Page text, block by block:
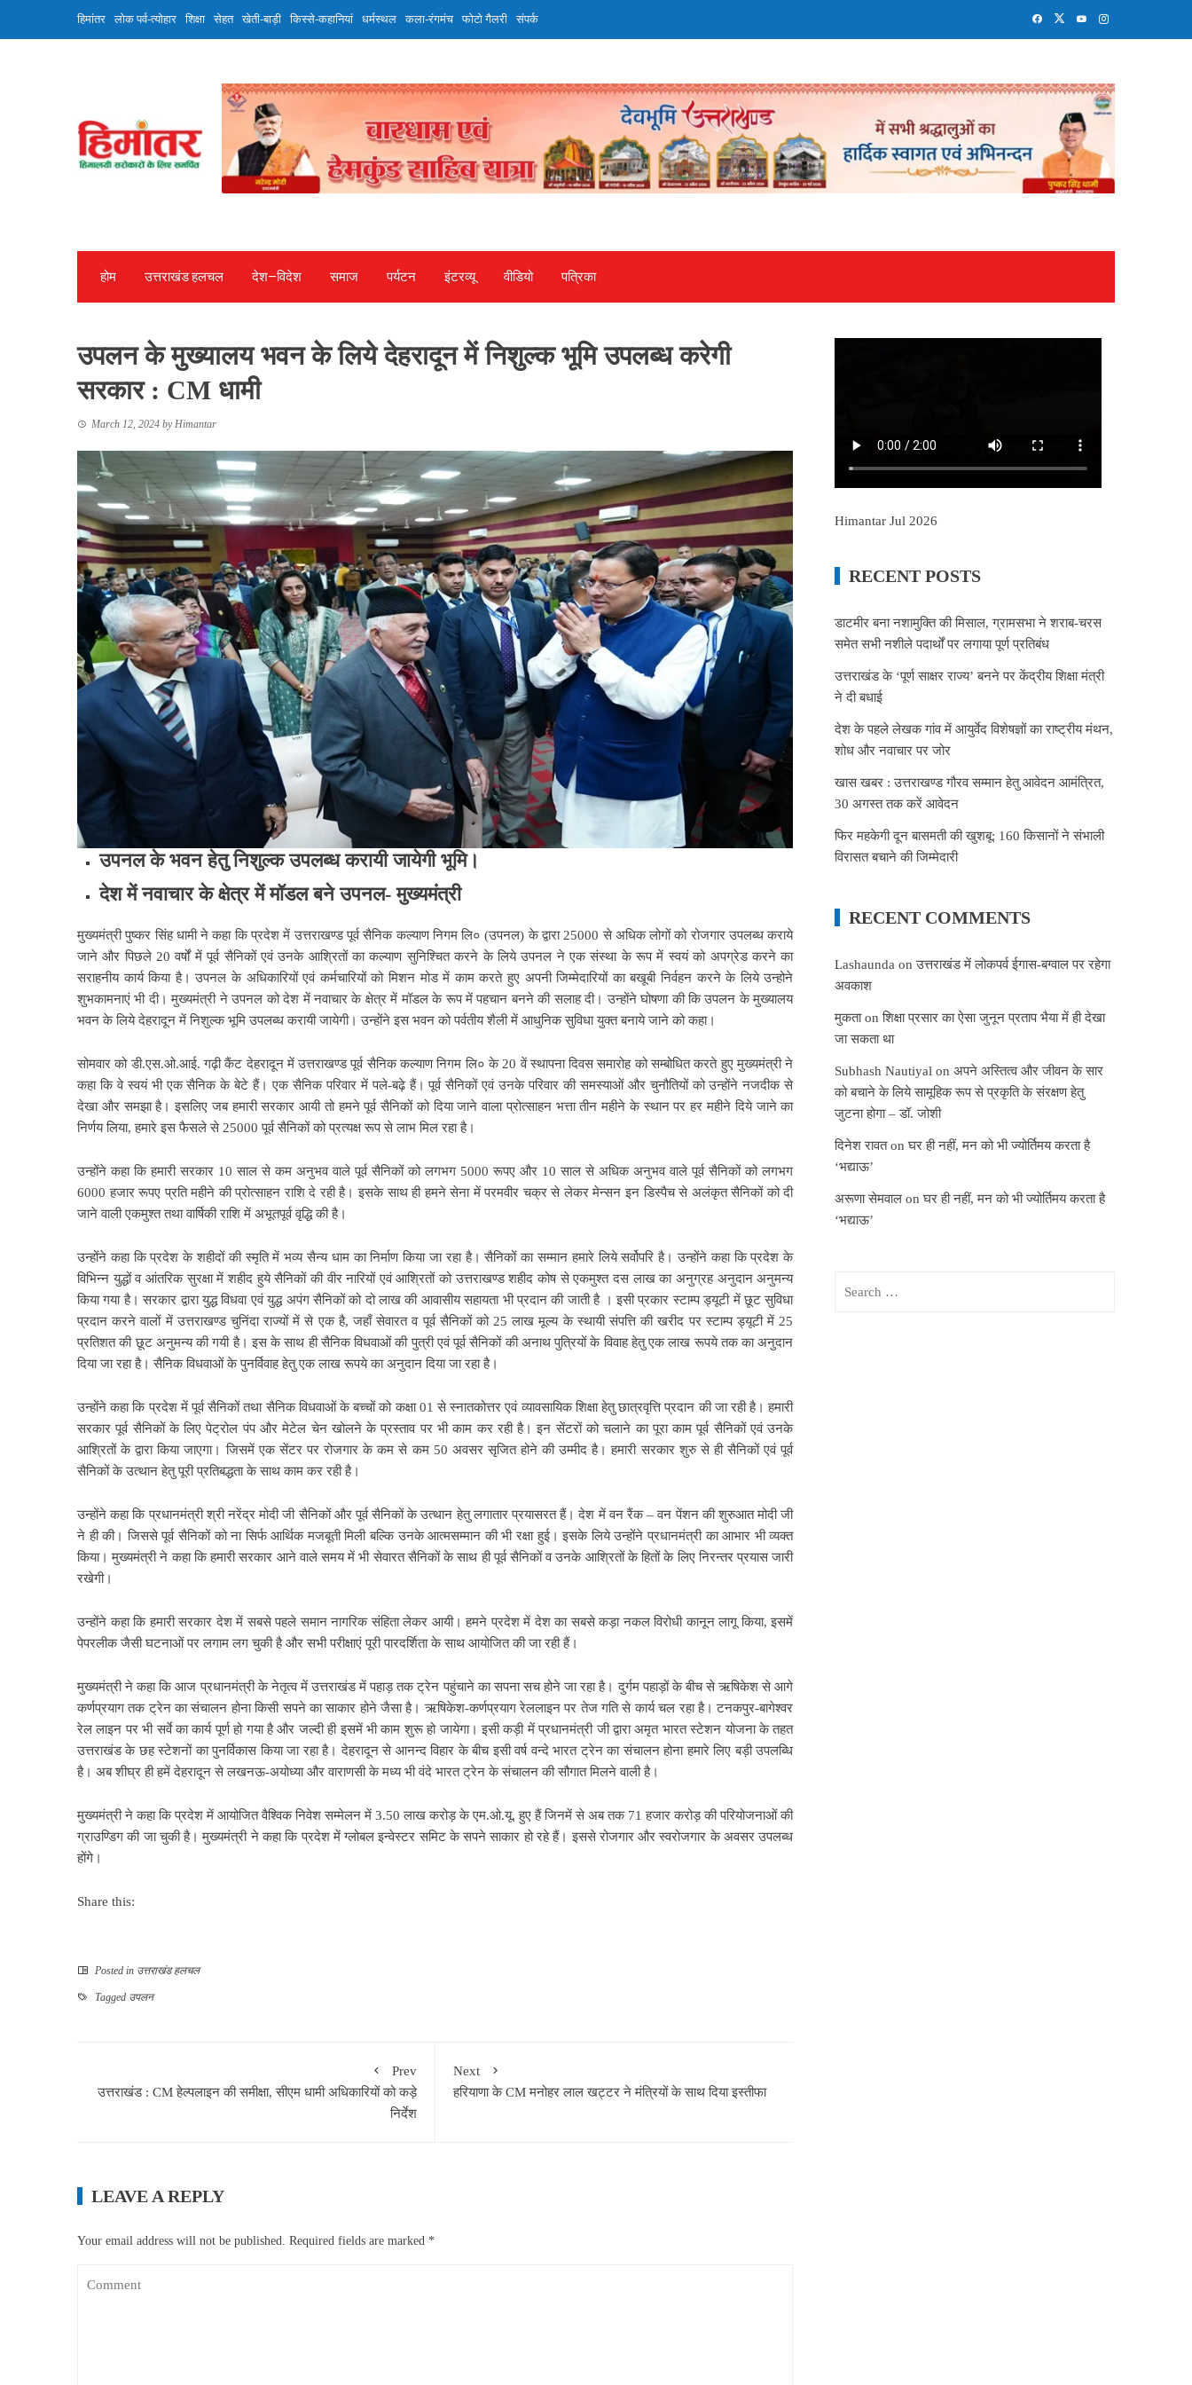
हिमांतर लोक पर्व-त्योहार शिक्षा सेहत खेती-बाड़ी किस्से-कहानियां धर्मस्थल कला-रंगमंच फोटो गैलरी संपर्क
होम उत्तराखंड हलचल देश—विदेश समाज पर्यटन इंटरव्‍यू वीडियो पत्रिका
उपलन के मुख्यालय भवन के लिये देहरादून में निशुल्क भूमि उपलब्ध करेगी
सरकार : CM धामी
March 12, 2024 byHimantar
उपनल के भवन हेतु निशुल्क उपलब्ध करायी जायेगी भूमि।
देश में नवाचार के क्षेत्र में मॉडल बने उपनल- मुख्यमंत्री
मुख्यमंत्री पुष्कर सिंह धामी ने कहा कि प्रदेश में उत्तराखण्ड पूर्व सैनिक कल्याण निगम लि० (उपनल) के द्वारा 25000 से अधिक लोगों को रोजगार उपलब्ध कराये
जाने और पिछले 20 वर्षों में पूर्व सैनिकों एवं उनके आश्रितों का कल्याण सुनिश्चित करने के लिये उपनल ने एक संस्था के रूप में स्वयं को अपग्रेड करने का
सराहनीय कार्य किया है। उपनल के अधिकारियों एवं कर्मचारियों को मिशन मोड में काम करते हुए अपनी जिम्मेदारियों का बखूबी निर्वहन करने के लिये उन्होने
शुभकामनाएं भी दी। मुख्यमंत्री ने उपनल को देश में नवाचार के क्षेत्र में मॉडल के रूप में पहचान बनने की सलाह दी। उन्होंने घोषणा की कि उपलन के मुख्यालय
भवन के लिये देहरादून में निशुल्क भूमि उपलब्ध करायी जायेगी। उन्होंने इस भवन को पर्वतीय शैली में आधुनिक सुविधा युक्त बनाये जाने को कहा।
सोमवार को डी.एस.ओ.आई. गढ़ी कैंट देहरादून में उत्तराखण्ड पूर्व सैनिक कल्याण निगम लि० के 20 वें स्थापना दिवस समारोह को सम्बोधित करते हुए मुख्यमंत्री ने
कहा कि वे स्वयं भी एक सैनिक के बेटे हैं। एक सैनिक परिवार में पले-बढ़े हैं। पूर्व सैनिकों एवं उनके परिवार की समस्याओं और चुनौतियों को उन्होंने नजदीक से
देखा और समझा है। इसलिए जब हमारी सरकार आयी तो हमने पूर्व सैनिकों को दिया जाने वाला प्रोत्साहन भत्ता तीन महीने के स्थान पर हर महीने दिये जाने का
निर्णय लिया, हमारे इस फैसले से 25000 पूर्व सैनिकों को प्रत्यक्ष रूप से लाभ मिल रहा है।
उन्होंने कहा कि हमारी सरकार 10 साल से कम अनुभव वाले पूर्व सैनिकों को लगभग 5000 रूपए और 10 साल से अधिक अनुभव वाले पूर्व सैनिकों को लगभग
6000 हजार रूपए प्रति महीने की प्रोत्साहन राशि दे रही है। इसके साथ ही हमने सेना में परमवीर चक्र से लेकर मेन्सन इन डिस्पैच से अलंकृत सैनिकों को दी
जाने वाली एकमुश्त तथा वार्षिकी राशि में अभूतपूर्व वृद्धि की है।
उन्होंने कहा कि प्रदेश के शहीदों की स्मृति में भव्य सैन्य धाम का निर्माण किया जा रहा है। सैनिकों का सम्मान हमारे लिये सर्वोपरि है। उन्होंने कहा कि प्रदेश के
विभिन्न युद्धों व आंतरिक सुरक्षा में शहीद हुये सैनिकों की वीर नारियों एवं आश्रितों को उत्तराखण्ड शहीद कोष से एकमुश्त दस लाख का अनुग्रह अनुदान अनुमन्य
किया गया है। सरकार द्वारा युद्ध विधवा एवं युद्ध अपंग सैनिकों को दो लाख की आवासीय सहायता भी प्रदान की जाती है । इसी प्रकार स्टाम्प ड्यूटी में छूट सुविधा
प्रदान करने वालों में उत्तराखण्ड चुनिंदा राज्यों में से एक है, जहाँ सेवारत व पूर्व सैनिकों को 25 लाख मूल्य के स्थायी संपत्ति की खरीद पर स्टाम्प ड्यूटी में 25
प्रतिशत की छूट अनुमन्य की गयी है। इस के साथ ही सैनिक विधवाओं की पुत्री एवं पूर्व सैनिकों की अनाथ पुत्रियों के विवाह हेतु एक लाख रूपये तक का अनुदान
दिया जा रहा है। सैनिक विधवाओं के पुनर्विवाह हेतु एक लाख रूपये का अनुदान दिया जा रहा है।
उन्होंने कहा कि प्रदेश में पूर्व सैनिकों तथा सैनिक विधवाओं के बच्चों को कक्षा 01 से स्नातकोत्तर एवं व्यावसायिक शिक्षा हेतु छात्रवृत्ति प्रदान की जा रही है। हमारी
सरकार पूर्व सैनिकों के लिए पेट्रोल पंप और मेटेल चेन खोलने के प्रस्ताव पर भी काम कर रही है। इन सेंटरों को चलाने का पूरा काम पूर्व सैनिकों एवं उनके
आश्रितों के द्वारा किया जाएगा। जिसमें एक सेंटर पर रोजगार के कम से कम 50 अवसर सृजित होने की उम्मीद है। हमारी सरकार शुरु से ही सैनिकों एवं पूर्व
सैनिकों के उत्थान हेतु पूरी प्रतिबद्धता के साथ काम कर रही है।
उन्होंने कहा कि प्रधानमंत्री श्री नरेंद्र मोदी जी सैनिकों और पूर्व सैनिकों के उत्थान हेतु लगातार प्रयासरत हैं। देश में वन रैंक – वन पेंशन की शुरुआत मोदी जी
ने ही की। जिससे पूर्व सैनिकों को ना सिर्फ आर्थिक मजबूती मिली बल्कि उनके आत्मसम्मान की भी रक्षा हुई। इसके लिये उन्होंने प्रधानमंत्री का आभार भी व्यक्त
किया। मुख्यमंत्री ने कहा कि हमारी सरकार आने वाले समय में भी सेवारत सैनिकों के साथ ही पूर्व सैनिकों व उनके आश्रितों के हितों के लिए निरन्तर प्रयास जारी
रखेगी।
उन्होंने कहा कि हमारी सरकार देश में सबसे पहले समान नागरिक संहिता लेकर आयी। हमने प्रदेश में देश का सबसे कड़ा नकल विरोधी कानून लागू किया, इसमें
पेपरलीक जैसी घटनाओं पर लगाम लग चुकी है और सभी परीक्षाएं पूरी पारदर्शिता के साथ आयोजित की जा रही हैं।
मुख्यमंत्री ने कहा कि आज प्रधानमंत्री के नेतृत्व में उत्तराखंड में पहाड़ तक ट्रेन पहुंचाने का सपना सच होने जा रहा है। दुर्गम पहाड़ों के बीच से ऋषिकेश से आगे
कर्णप्रयाग तक ट्रेन का संचालन होना किसी सपने का साकार होने जैसा है। ऋषिकेश-कर्णप्रयाग रेललाइन पर तेज गति से कार्य चल रहा है। टनकपुर-बागेश्वर
रेल लाइन पर भी सर्वे का कार्य पूर्ण हो गया है और जल्दी ही इसमें भी काम शुरू हो जायेगा। इसी कड़ी में प्रधानमंत्री जी द्वारा अमृत भारत स्टेशन योजना के तहत
उत्तराखंड के छह स्टेशनों का पुनर्विकास किया जा रहा है। देहरादून से आनन्द विहार के बीच इसी वर्ष वन्दे भारत ट्रेन का संचालन होना हमारे लिए बड़ी उपलब्धि
है। अब शीघ्र ही हमें देहरादून से लखनऊ-अयोध्या और वाराणसी के मध्य भी वंदे भारत ट्रेन के संचालन की सौगात मिलने वाली है।
मुख्यमंत्री ने कहा कि प्रदेश में आयोजित वैश्विक निवेश सम्मेलन में 3.50 लाख करोड़ के एम.ओ.यू. हुए हैं जिनमें से अब तक 71 हजार करोड़ की परियोजनाओं की
ग्राउण्डिग की जा चुकी है। मुख्यमंत्री ने कहा कि प्रदेश में ग्लोबल इन्वेस्टर समिट के सपने साकार हो रहे हैं। इससे रोजगार और स्वरोजगार के अवसर उपलब्ध
होंगे।
Share this:
Posted in उत्तराखंड हलचल
Tagged उपलन
Prev
उत्तराखंड : CM हेल्पलाइन की समीक्षा, सीएम धामी अधिकारियों को कड़े
निर्देश
Next
हरियाणा के CM मनोहर लाल खट्टर ने मंत्रियों के साथ दिया इस्तीफा
LEAVE A REPLY
Your email address will not be published. Required fields are marked *
Himantar Jul 2026
RECENT POSTS
डाटमीर बना नशामुक्ति की मिसाल, ग्रामसभा ने शराब-चरस
समेत सभी नशीले पदार्थों पर लगाया पूर्ण प्रतिबंध
उत्तराखंड के ‘पूर्ण साक्षर राज्य’ बनने पर केंद्रीय शिक्षा मंत्री
ने दी बधाई
देश के पहले लेखक गांव में आयुर्वेद विशेषज्ञों का राष्ट्रीय मंथन,
शोध और नवाचार पर जोर
खास खबर : उत्तराखण्ड गौरव सम्मान हेतु आवेदन आमंत्रित,
30 अगस्त तक करें आवेदन
फिर महकेगी दून बासमती की खुशबू: 160 किसानों ने संभाली
विरासत बचाने की जिम्मेदारी
RECENT COMMENTS
Lashaunda onउत्तराखंड में लोकपर्व ईगास-बग्वाल पर रहेगा
अवकाश
मुकताonशिक्षा प्रसार का ऐसा जुनून प्रताप भैया में ही देखा
जा सकता था
Subhash Nautiyal onअपने अस्तित्व और जीवन के सार
को बचाने के लिये सामूहिक रूप से प्रकृति के संरक्षण हेतु
जुटना होगा – डॉ. जोशी
दिनेश रावतonघर ही नहीं, मन को भी ज्योर्तिमय करता है
‘भद्याऊ’
अरूणा सेमवाल onघर ही नहीं, मन को भी ज्योर्तिमय करता है
‘भद्याऊ’